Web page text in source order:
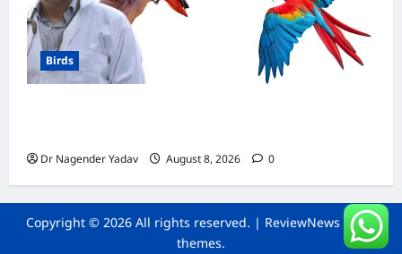
Birds
Dr Nagender Yadav August 8, 2026 0
Copyright © 2026 All rights reserved. | ReviewNews by AF
themes.